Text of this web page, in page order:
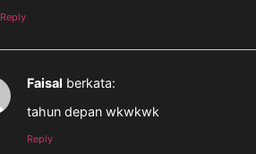
Reply
Faisal berkata:
tahun depan wkwkwk
Reply